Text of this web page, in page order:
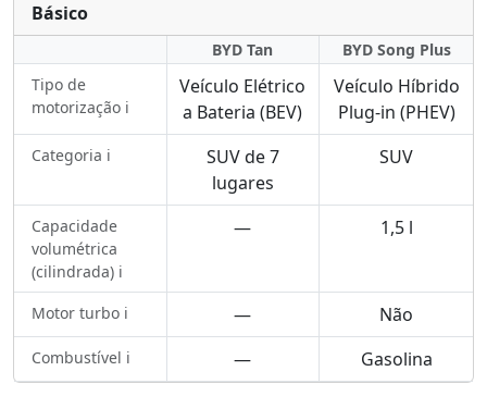
Básico
BYD Tan
BYD Song Plus
Tipo de
motorização ℹ️
Veículo Elétrico
a Bateria (BEV)
Veículo Híbrido
Plug-in (PHEV)
Categoria ℹ️
SUV de 7
lugares
SUV
Capacidade
volumétrica
(cilindrada) ℹ️
— 1,5 l
Motor turbo ℹ️ — Não
Combustível ℹ️ — Gasolina